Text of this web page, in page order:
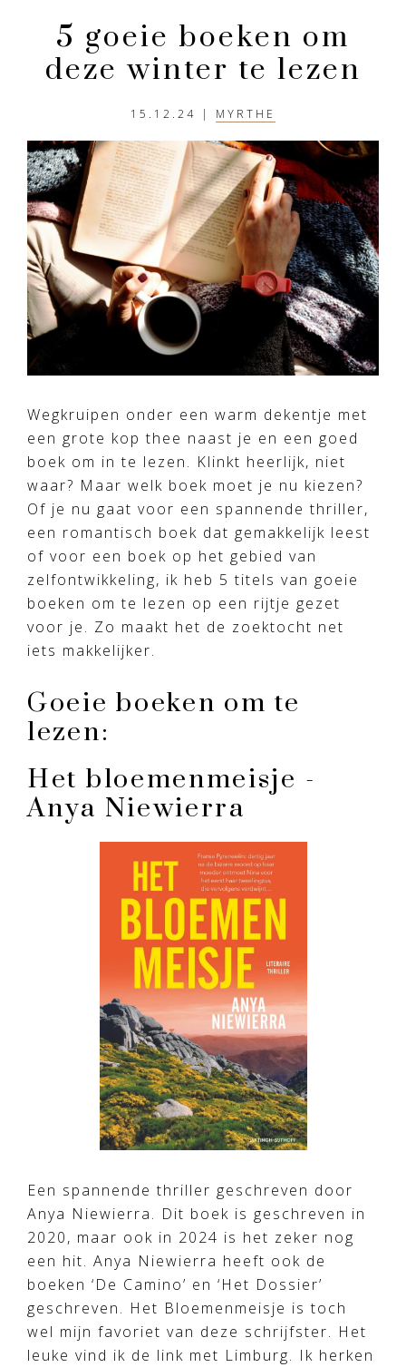
rustiger
aandoen
5 goeie boeken om
deze winter te lezen
15.12.24 | MYRTHE
Wegkruipen onder een warm dekentje met
een grote kop thee naast je en een goed
boek om in te lezen. Klinkt heerlijk, niet
waar? Maar welk boek moet je nu kiezen?
Of je nu gaat voor een spannende thriller,
een romantisch boek dat gemakkelijk leest
of voor een boek op het gebied van
zelfontwikkeling, ik heb 5 titels van goeie
boeken om te lezen op een rijtje gezet
voor je. Zo maakt het de zoektocht net
iets makkelijker.
Goeie boeken om te
lezen:
Het bloemenmeisje -
Anya Niewierra
Een spannende thriller geschreven door
Anya Niewierra. Dit boek is geschreven in
2020, maar ook in 2024 is het zeker nog
een hit. Anya Niewierra heeft ook de
boeken ‘De Camino’ en ‘Het Dossier’
geschreven. Het Bloemenmeisje is toch
wel mijn favoriet van deze schrijfster. Het
leuke vind ik de link met Limburg. Ik herken